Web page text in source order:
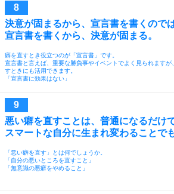
決意が固まるから、宣言書を書くので
宣言書を書くから、決意が固まる。
癖を直すとき役立つのが「宣言書」です。
宣言書と言えば、重要な勝負事やイベントでよく見られますが
すときにも活用できます。
「宣言書に効果はない」
悪い癖を直すことは、普通になるだけ
スマートな自分に生まれ変わることで
「悪い癖を直す」とは何でしょうか。
「自分の悪いところを直すこと」
「無意識の悪癖をやめること」